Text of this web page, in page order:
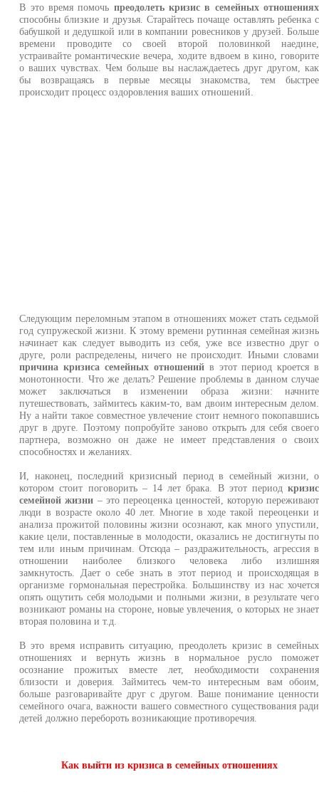
В это время помочь преодолеть кризис в семейных отношениях
способны близкие и друзья. Старайтесь почаще оставлять ребенка с
бабушкой и дедушкой или в компании ровесников у друзей. Больше
времени проводите со своей второй половинкой наедине,
устраивайте романтические вечера, ходите вдвоем в кино, говорите
о ваших чувствах. Чем больше вы наслаждаетесь друг другом, как
бы возвращаясь в первые месяцы знакомства, тем быстрее
происходит процесс оздоровления ваших отношений.
Следующим переломным этапом в отношениях может стать седьмой
год супружеской жизни. К этому времени рутинная семейная жизнь
начинает как следует выводить из себя, уже все известно друг о
друге, роли распределены, ничего не происходит. Иными словами
причина кризиса семейных отношенийв этот период кроется в
монотонности. Что же делать? Решение проблемы в данном случае
может заключаться в изменении образа жизни: начните
путешествовать, займитесь каким-то, вам двоим интересным делом.
Ну а найти такое совместное увлечение стоит немного покопавшись
друг в друге. Поэтому попробуйте заново открыть для себя своего
партнера, возможно он даже не имеет представления о своих
способностях и желаниях.
И, наконец, последний кризисный период в семейный жизни, о
котором стоит поговорить – 14 лет брака. В этот периодкризис
семейной жизни – это переоценка ценностей, которую переживают
люди в возрасте около 40 лет. Многие в ходе такой переоценки и
анализа прожитой половины жизни осознают, как много упустили,
какие цели, поставленные в молодости, оказались не достигнуты по
тем или иным причинам. Отсюда – раздражительность, агрессия в
отношении наиболее близкого человека либо излишняя
замкнутость. Дает о себе знать в этот период и происходящая в
организме гормональная перестройка. Большинству из нас хочется
опять ощутить себя молодыми и полными жизни, в результате чего
возникают романы на стороне, новые увлечения, о которых не знает
вторая половина и т.д.
В это время исправить ситуацию, преодолеть кризис в семейных
отношениях и вернуть жизнь в нормальное русло поможет
осознание прожитых вместе лет, необходимости сохранения
близости и доверия. Займитесь чем-то интересным вам обоим,
больше разговаривайте друг с другом. Ваше понимание ценности
семейного очага, важности вашего совместного существования ради
детей должно перебороть возникающие противоречия.
Как выйти из кризиса в семейных отношениях